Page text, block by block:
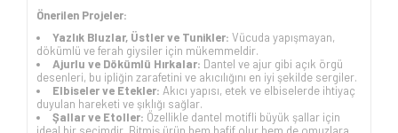
Önerilen Projeler:
Yazlık Bluzlar, Üstler ve Tunikler: Vücuda yapışmayan,
dökümlü ve ferah giysiler için mükemmeldir.
Ajurlu ve Dökümlü Hırkalar: Dantel ve ajur gibi açık örgü
desenleri, bu ipliğin zarafetini ve akıcılığını en iyi şekilde sergiler.
Elbiseler ve Etekler: Akıcı yapısı, etek ve elbiselerde ihtiyaç
duyulan hareketi ve şıklığı sağlar.
Şallar ve Etoller: Özellikle dantel motifli büyük şallar için
ideal bir seçimdir. Bitmiş ürün hem hafif olur hem de omuzlara